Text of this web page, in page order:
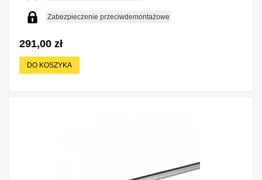
Zabezpieczenie przeciwdemontażowe
291,00 zł
DO KOSZYKA